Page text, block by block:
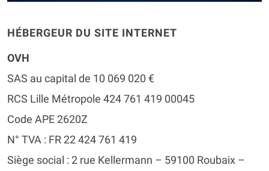
HÉBERGEUR DU SITE INTERNET
OVH
SAS au capital de 10 069 020 €
RCS Lille Métropole 424 761 419 00045
Code APE 2620Z
N° TVA : FR 22 424 761 419
Siège social : 2 rue Kellermann – 59100 Roubaix –